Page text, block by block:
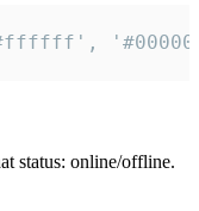
status: online/offline.